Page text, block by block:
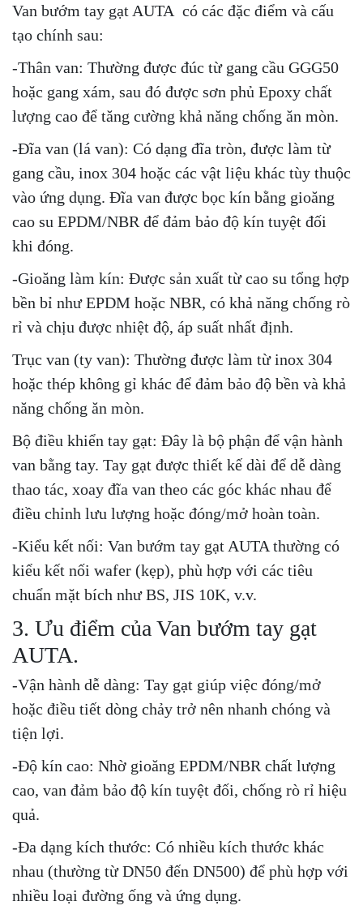
Van bướm tay gạt AUTA có các đặc điểm và cấu
tạo chính sau:
-Thân van: Thường được đúc từ gang cầu GGG50
hoặc gang xám, sau đó được sơn phủ Epoxy chất
lượng cao để tăng cường khả năng chống ăn mòn.
-Đĩa van (lá van): Có dạng đĩa tròn, được làm từ
gang cầu, inox 304 hoặc các vật liệu khác tùy thuộc
vào ứng dụng. Đĩa van được bọc kín bằng gioăng
cao su EPDM/NBR để đảm bảo độ kín tuyệt đối
khi đóng.
-Gioăng làm kín: Được sản xuất từ cao su tổng hợp
bền bỉ như EPDM hoặc NBR, có khả năng chống rò
rỉ và chịu được nhiệt độ, áp suất nhất định.
Trục van (ty van): Thường được làm từ inox 304
hoặc thép không gỉ khác để đảm bảo độ bền và khả
năng chống ăn mòn.
Bộ điều khiển tay gạt: Đây là bộ phận để vận hành
van bằng tay. Tay gạt được thiết kế dài để dễ dàng
thao tác, xoay đĩa van theo các góc khác nhau để
điều chỉnh lưu lượng hoặc đóng/mở hoàn toàn.
-Kiểu kết nối: Van bướm tay gạt AUTA thường có
kiểu kết nối wafer (kẹp), phù hợp với các tiêu
chuẩn mặt bích như BS, JIS 10K, v.v.
3. Ưu điểm của Van bướm tay gạt
AUTA.
-Vận hành dễ dàng: Tay gạt giúp việc đóng/mở
hoặc điều tiết dòng chảy trở nên nhanh chóng và
tiện lợi.
-Độ kín cao: Nhờ gioăng EPDM/NBR chất lượng
cao, van đảm bảo độ kín tuyệt đối, chống rò rỉ hiệu
quả.
-Đa dạng kích thước: Có nhiều kích thước khác
nhau (thường từ DN50 đến DN500) để phù hợp với
nhiều loại đường ống và ứng dụng.